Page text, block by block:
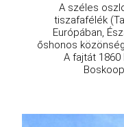
A széles
tiszafafélék
Európában,
őshonos
A fajtát 1860